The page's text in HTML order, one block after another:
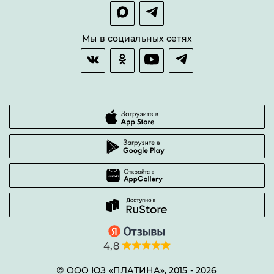
Гарантии качества
Часто задаваемые вопросы
Мы в социальных сетях
4,8
© ООО ЮЗ «ПЛАТИНА», 2015 - 2026